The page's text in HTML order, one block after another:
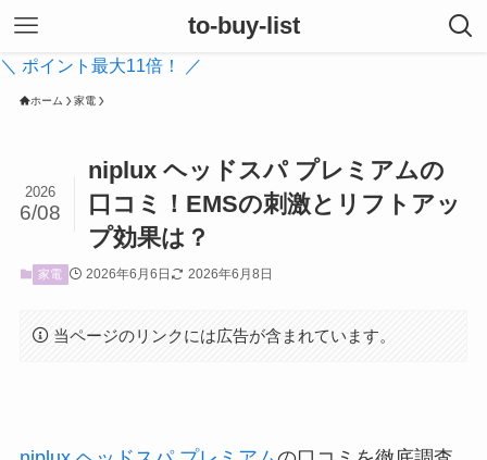
to-buy-list
＼ ポイント最大11倍！ ／
ホーム 家電
niplux ヘッドスパ プレミアムの
口コミ！EMSの刺激とリフトアッ
プ効果は？
2026
6/08
家電 2026年6月6日 2026年6月8日
当ページのリンクには広告が含まれています。